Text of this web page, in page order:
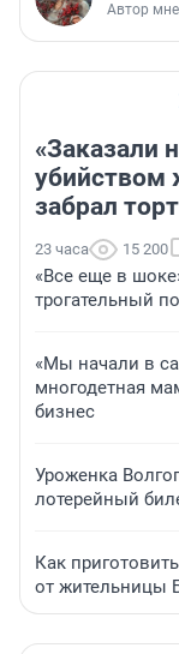
Автор
«Заказали
убийством
забрал
23 часа 15 200
«Все еще в
трогательный
«Мы начали в
многодетная
бизнес
Уроженка
лотерейный
Как
от жительницы